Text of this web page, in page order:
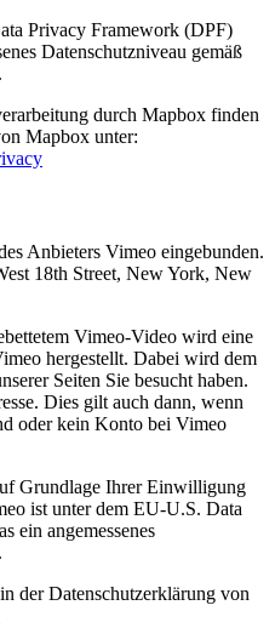
Privacy Framework (DPF)
Datenschutzniveau gemäß
durch Mapbox finden
Mapbox unter:
Anbieters Vimeo eingebunden.
18th Street, New York, New
Vimeo-Video wird eine
hergestellt. Dabei wird dem
Seiten Sie besucht haben.
Dies gilt auch dann, wenn
oder kein Konto bei Vimeo
Grundlage Ihrer Einwilligung
ist unter dem EU-U.S. Data
ein angemessenes
der Datenschutzerklärung von